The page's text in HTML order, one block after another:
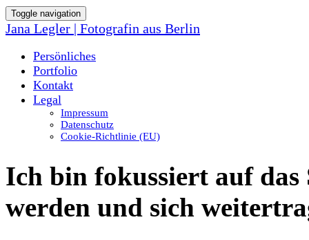
Toggle navigation
Jana Legler | Fotografin aus Berlin
Persönliches
Portfolio
Kontakt
Legal
Impressum
Datenschutz
Cookie-Richtlinie (EU)
Ich bin fokussiert auf das
werden und sich